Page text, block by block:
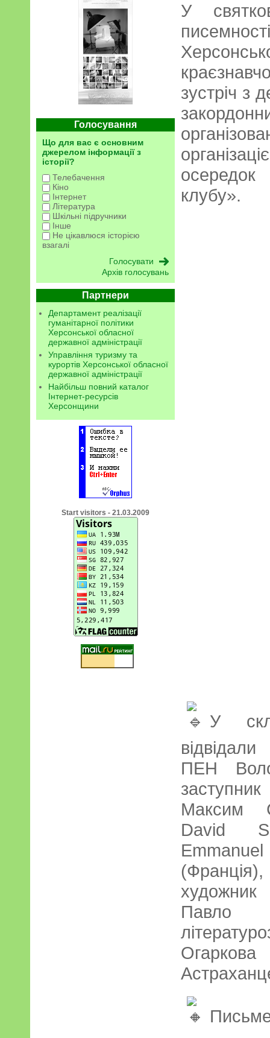
Голосування
Що для вас є основним
джерелом інформації з
історії?
Телебачення
Кіно
Інтернет
Література
Шкільні підручники
Інше
Не цікавлюся історією
взагалі
Архів голосувань
Партнери
Департамент реалізації
гуманітарної політики
Херсонської обласної
державної адміністрації
Управління туризму та
курортів Херсонської обласної
державної адміністрації
Найбільш повний каталог
Інтернет-ресурсів
Херсонщини
Start visitors - 21.03.2009
У
зустріч з
клубу».
У
ПЕН
Максим
David